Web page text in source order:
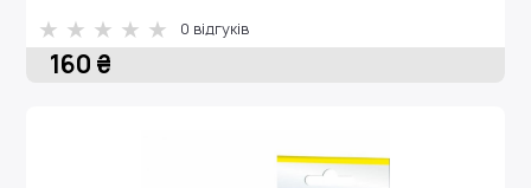
0 відгуків
160 ₴